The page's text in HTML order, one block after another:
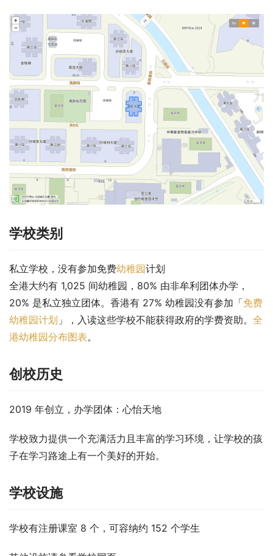
学校类别
私立学校，没有参加免费幼稚园计划
全港大约有 1,025 间幼稚园，80% 由非牟利团体办学，
20% 是私立独立团体。香港有 27% 幼稚园没有参加「免费
幼稚园计划 」，入读这些学校不能获得政府的学费资助。 全
港幼稚园分布图表。
创校历史
2019 年创立，办学团体：心怡天地
学校致力提供一个充满活力且丰富的学习环境，让学校的孩
子在学习路途上有一个美好的开始。
学校设施
学校有注册课室 8 个，可容纳约 152 个学生